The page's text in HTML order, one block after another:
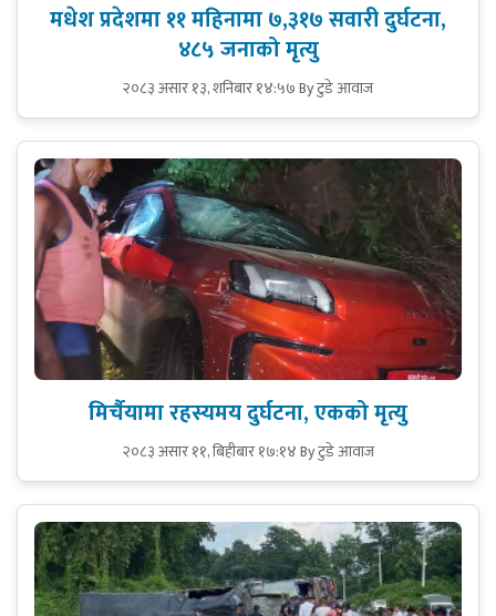
मधेश प्रदेशमा ११ महिनामा ७,३१७ सवारी दुर्घटना,
४८५ जनाको मृत्यु
२०८३ असार १३, शनिबार १४:५७By टुडे आवाज
मिर्चैयामा रहस्यमय दुर्घटना, एकको मृत्यु
२०८३ असार ११, बिहीबार १७:१४By टुडे आवाज